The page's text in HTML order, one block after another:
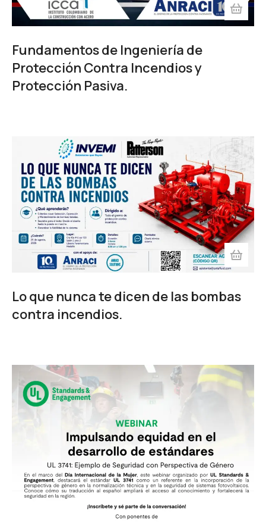
Fundamentos de Ingeniería de
Protección Contra Incendios y
Protección Pasiva.
Lo que nunca te dicen de las bombas
contra incendios.